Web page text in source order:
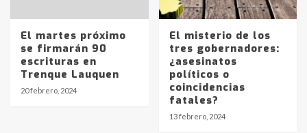
El martes próximo
se firmarán 90
escrituras en
Trenque Lauquen
20 febrero, 2024
El misterio de los
tres gobernadores:
¿asesinatos
políticos o
coincidencias
fatales?
13 febrero, 2024
pampeanos que fueron